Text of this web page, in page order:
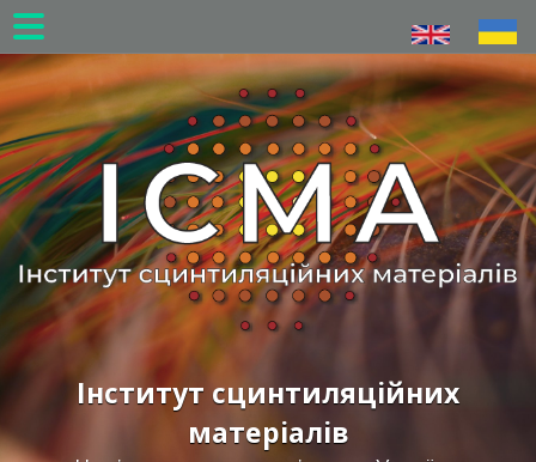
Перейти
до
основного
вмісту
Інститут сцинтиляційних
матеріалів